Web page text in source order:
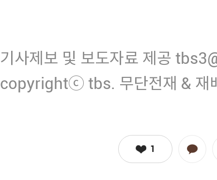
기사제보 및 보도자료 제공
copyrightⓒ tbs. 무단전재 & 재
1